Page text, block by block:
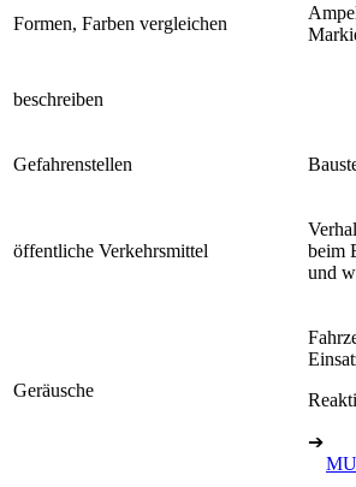
Formen, Farben vergleichen
beschreiben
Gefahrenstellen
öffentliche Verkehrsmittel
beim
und
Geräusche
➔